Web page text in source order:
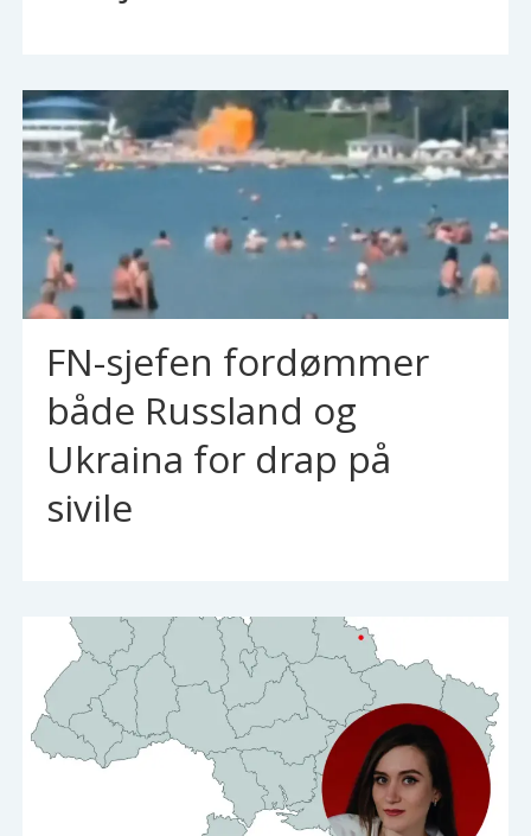
FN-sjefen fordømmer
både Russland og
Ukraina for drap på
sivile